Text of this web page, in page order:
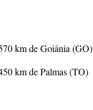
Goiânia (GO)
Palmas (TO)